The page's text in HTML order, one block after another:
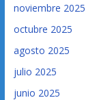
noviembre 2025
octubre 2025
agosto 2025
julio 2025
junio 2025